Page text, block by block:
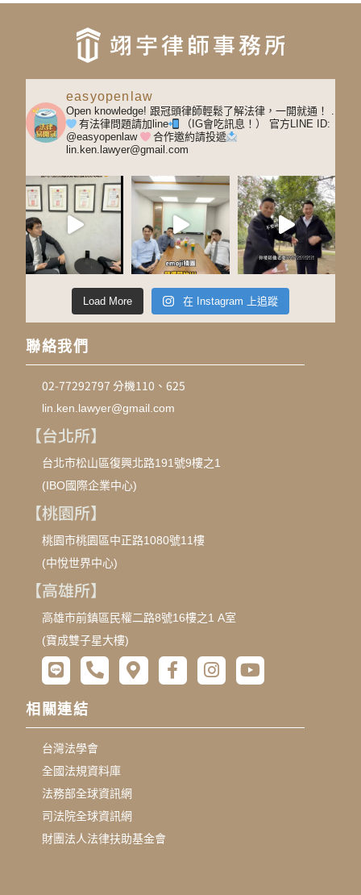
easyopenlaw
Open knowledge! 跟冠頭律師輕鬆了解法律，一開就通！
.
有法律問題請加line
（IG會吃訊息！）
官方LINE ID:
@easyopenlaw
合作邀約請投遞
lin.ken.lawyer@gmail.com
Load More 在 Instagram 上追蹤
聯絡我們
02-77292797 分機110、625
lin.ken.lawyer@gmail.com
【台北所】
台北市松山區復興北路191號9樓之1
(IBO國際企業中心)
【桃園所】
桃園市桃園區中正路1080號11樓
(中悅世界中心)
【高雄所】
高雄市前鎮區民權二路8號16樓之1 A室
(寶成雙子星大樓)
相關連結
台灣法學會
全國法規資料庫
法務部全球資訊網
司法院全球資訊網
財團法人法律扶助基金會